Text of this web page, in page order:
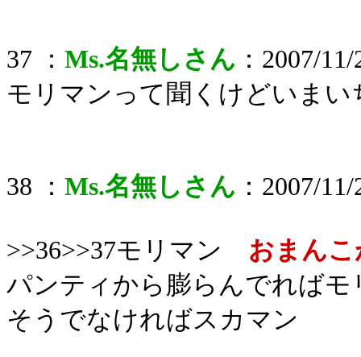
37 ： Ms.名無しさん ：2007/
モリマンって聞くけどいまい
38 ： Ms.名無しさん ：2007/
>>36>>37モリマン おまん
パンティから膨らんでれば
そうでなければスカマン